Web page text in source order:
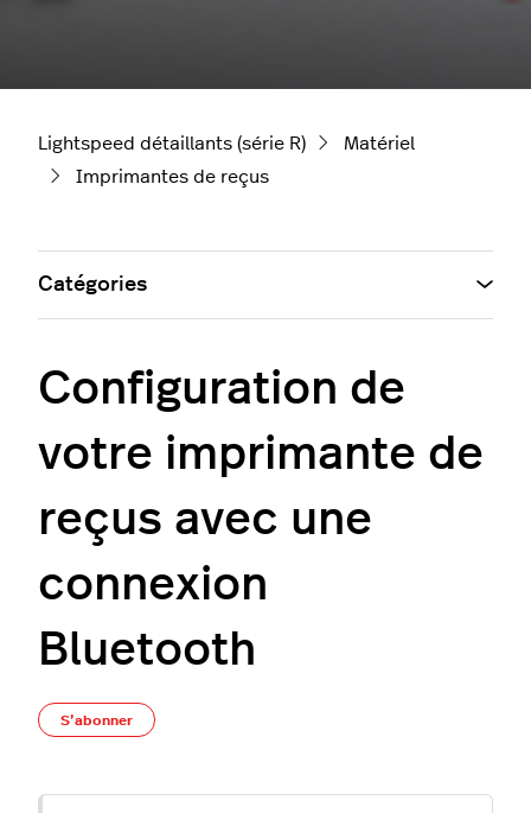
Lightspeed détaillants (série R)
Matériel
Imprimantes de reçus
Configuration de
votre imprimante de
reçus avec une
connexion
Bluetooth
S’abonner
Catégories